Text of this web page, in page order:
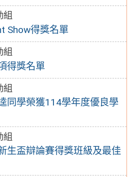
組
Show得獎名單
組
得獎名單
組
同學榮獲114學年度優良學
組
生盃辯論賽得獎班級及最佳